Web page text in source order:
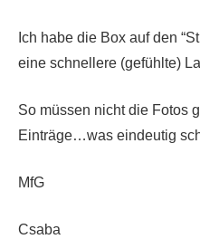
Ich habe die Box auf den
eine schnellere (gefühlte)
So müssen nicht die Fotos
Einträge…was eindeutig
MfG
Csaba